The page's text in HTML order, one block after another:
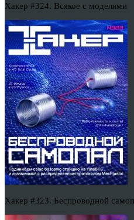
Хакер #324. Всякое с моделями
Хакер #323. Беспроводной